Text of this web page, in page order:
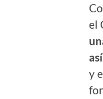
el
y